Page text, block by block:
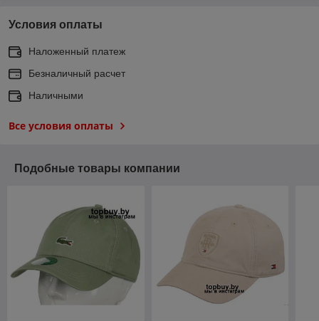
Условия оплаты
Наложенный платеж
Безналичный расчет
Наличными
Все условия оплаты
Подобные товары компании